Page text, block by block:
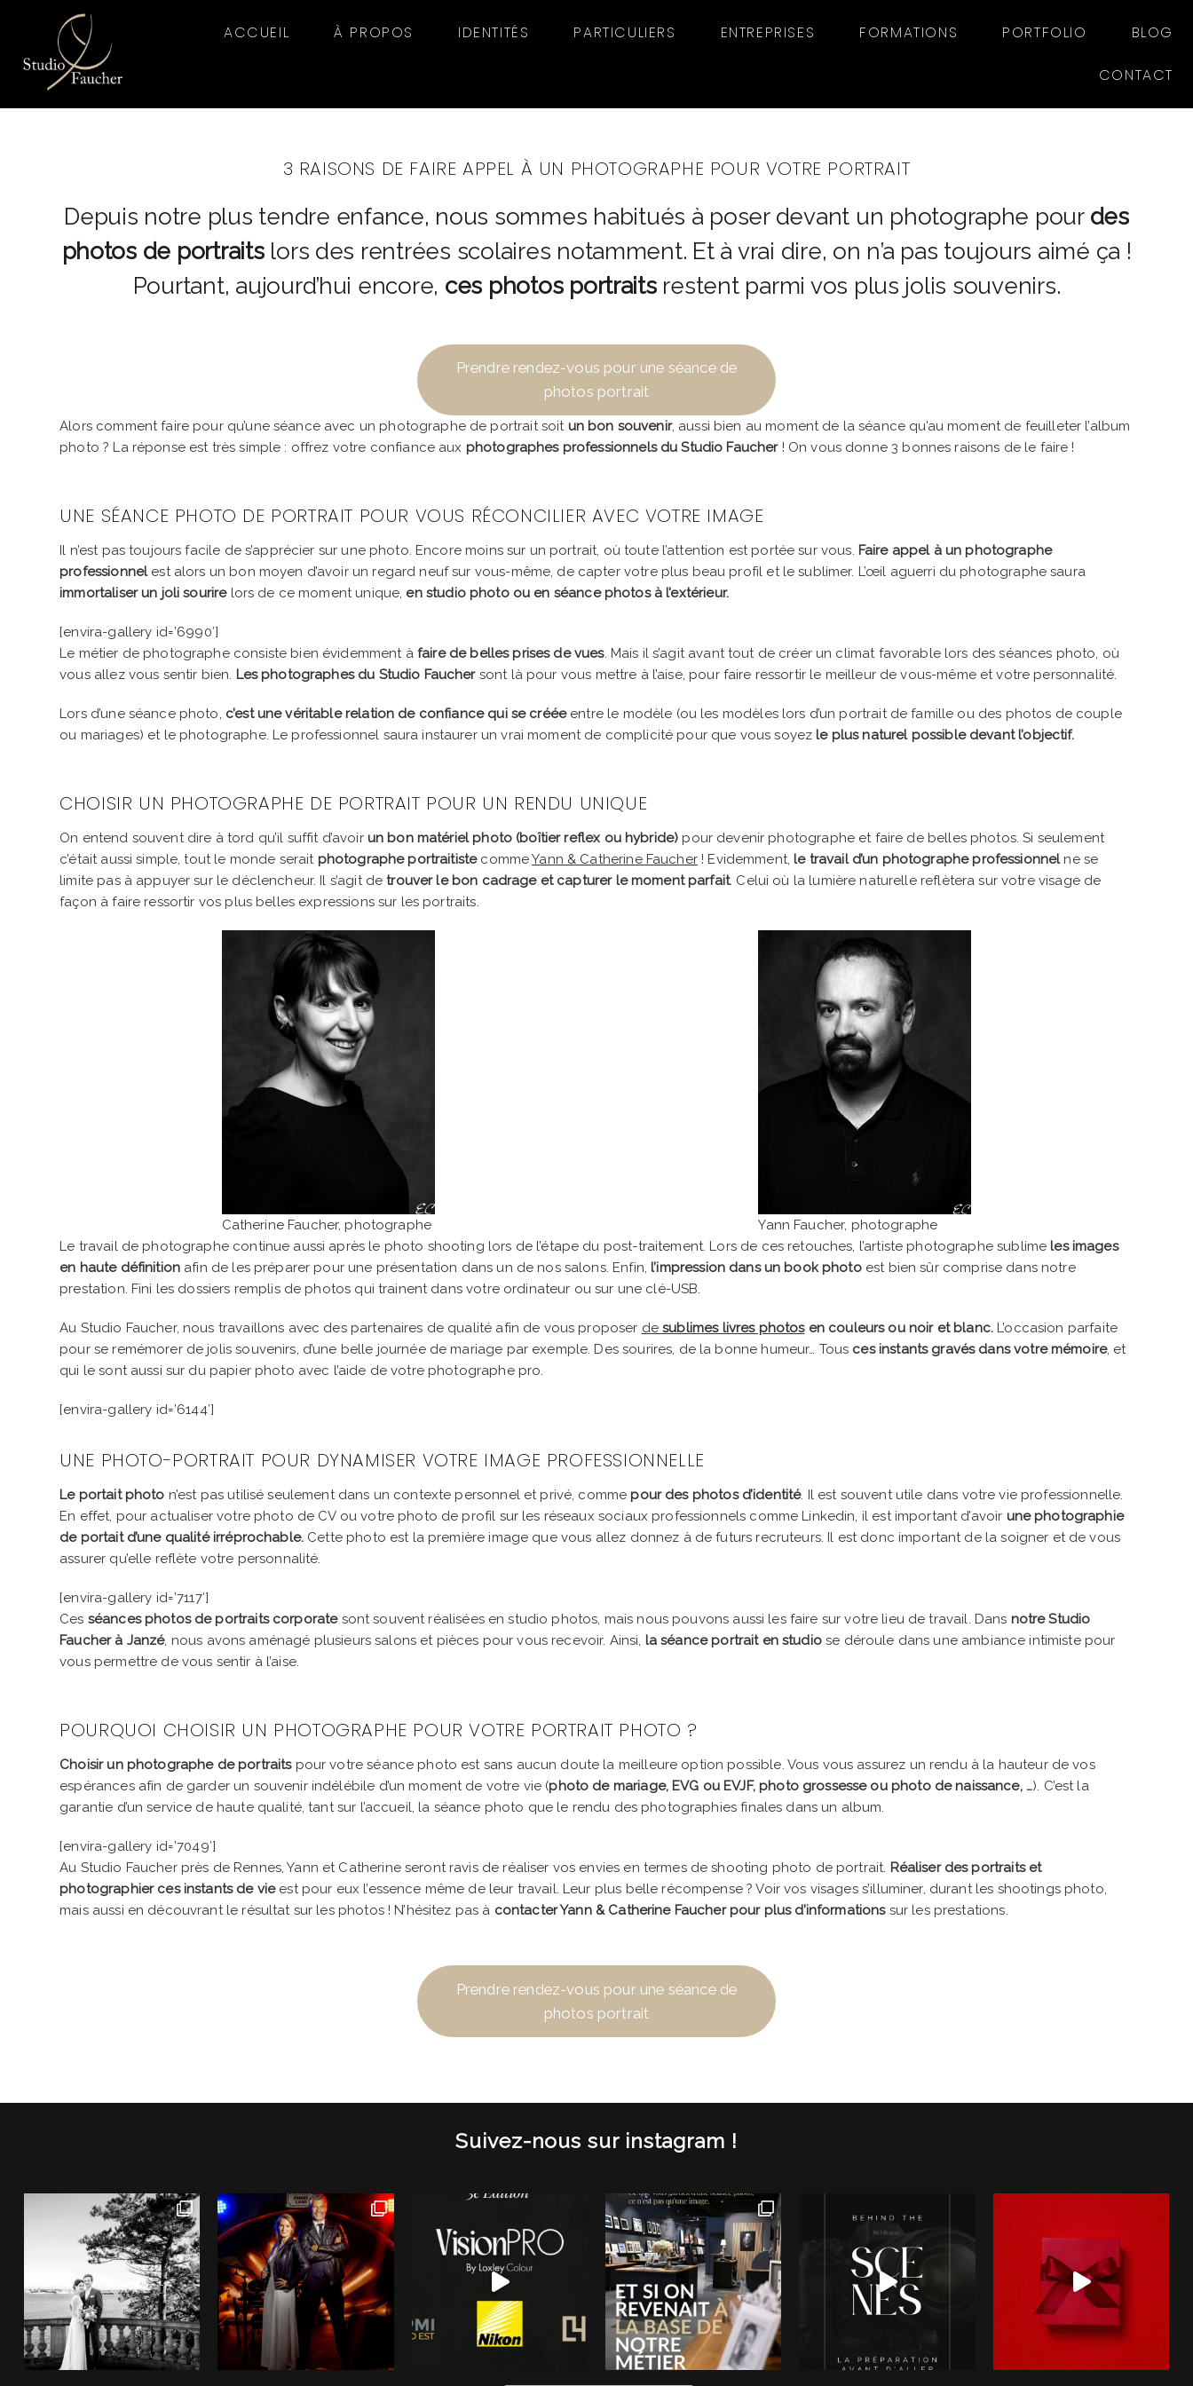
ACCUEIL À PROPOS IDENTITÉS PARTICULIERS ENTREPRISES FORMATIONS PORTFOLIO BLOG
CONTACT
3 RAISONS DE FAIRE APPEL À UN PHOTOGRAPHE POUR VOTRE PORTRAIT
Depuis notre plus tendre enfance, nous sommes habitués à poser devant un photographe pour des
photos de portraitslors des rentrées scolaires notamment. Et à vrai dire, on n’a pas toujours aimé ça !
Pourtant, aujourd’hui encore, ces photos portraitsrestent parmi vos plus jolis souvenirs.
Prendre rendez-vous pour une séance de
photos portrait
Alors comment faire pour qu’une séance avec un photographe de portrait soit un bon souvenir, aussi bien au moment de la séance qu’au moment de feuilleter l’album
photo ? La réponse est très simple : offrez votre confiance aux photographes professionnels du Studio Faucher! On vous donne 3 bonnes raisons de le faire !
UNE SÉANCE PHOTO DE PORTRAIT POUR VOUS RÉCONCILIER AVEC VOTRE IMAGE
Il n’est pas toujours facile de s’apprécier sur une photo. Encore moins sur un portrait, où toute l’attention est portée sur vous. Faire appel à un photographe
professionnelest alors un bon moyen d’avoir un regard neuf sur vous-même, de capter votre plus beau profil et le sublimer. L’œil aguerri du photographe saura
immortaliser un joli sourirelors de ce moment unique, en studio photo ou en séance photos à l’extérieur.
[envira-gallery id=’6990′]
Le métier de photographe consiste bien évidemment à faire de belles prises de vues. Mais il s’agit avant tout de créer un climat favorable lors des séances photo, où
vous allez vous sentir bien. Les photographes du Studio Fauchersont là pour vous mettre à l’aise, pour faire ressortir le meilleur de vous-même et votre personnalité.
Lors d’une séance photo, c’est une véritable relation de confiance qui se crééeentre le modèle (ou les modèles lors d’un portrait de famille ou des photos de couple
ou mariages) et le photographe. Le professionnel saura instaurer un vrai moment de complicité pour que vous soyez le plus naturel possible devant l’objectif.
CHOISIR UN PHOTOGRAPHE DE PORTRAIT POUR UN RENDU UNIQUE
On entend souvent dire à tord qu’il suffit d’avoir un bon matériel photo (boîtier reflex ou hybride) pour devenir photographe et faire de belles photos. Si seulement
c’était aussi simple, tout le monde serait photographe portraitiste commeYann & Catherine Faucher ! Evidemment, le travail d’un photographe professionnel ne se
limite pas à appuyer sur le déclencheur. Il s’agit detrouver le bon cadrage et capturer le moment parfait. Celui où la lumière naturelle reflètera sur votre visage de
façon à faire ressortir vos plus belles expressions sur les portraits.
Catherine Faucher, photographe
Yann Faucher, photographe
Le travail de photographe continue aussi après le photo shooting lors de l’étape du post-traitement. Lors de ces retouches, l’artiste photographe sublime les images
en haute définition afin de les préparer pour une présentation dans un de nos salons. Enfin, l’impression dans un book photo est bien sûr comprise dans notre
prestation. Fini les dossiers remplis de photos qui trainent dans votre ordinateur ou sur une clé-USB.
Au Studio Faucher, nous travaillons avec des partenaires de qualité afin de vous proposer desublimes livres photosen couleurs ou noir et blanc.L’occasion parfaite
pour se remémorer de jolis souvenirs, d’une belle journée de mariage par exemple. Des sourires, de la bonne humeur… Tous ces instants gravés dans votre mémoire, et
qui le sont aussi sur du papier photo avec l’aide de votre photographe pro.
[envira-gallery id=’6144′]
UNE PHOTO-PORTRAIT POUR DYNAMISER VOTRE IMAGE PROFESSIONNELLE
Le portait photo n’est pas utilisé seulement dans un contexte personnel et privé, comme pour des photos d’identité. Il est souvent utile dans votre vie professionnelle.
En effet, pour actualiser votre photo de CV ou votre photo de profil sur les réseaux sociaux professionnels comme Linkedin, il est important d’avoir une photographie
de portait d’une qualité irréprochable. Cette photo est la première image que vous allez donnez à de futurs recruteurs. Il est donc important de la soigner et de vous
assurer qu’elle reflète votre personnalité.
[envira-gallery id=’7117′]
Ces séances photos de portraits corporatesont souvent réalisées en studio photos, mais nous pouvons aussi les faire sur votre lieu de travail. Dans notre Studio
Faucher à Janzé, nous avons aménagé plusieurs salons et pièces pour vous recevoir. Ainsi, la séance portrait en studiose déroule dans une ambiance intimiste pour
vous permettre de vous sentir à l’aise.
POURQUOI CHOISIR UN PHOTOGRAPHE POUR VOTRE PORTRAIT PHOTO ?
Choisir un photographe de portraitspour votre séance photo est sans aucun doute la meilleure option possible. Vous vous assurez un rendu à la hauteur de vos
espérances afin de garder un souvenir indélébile d’un moment de votre vie (photo de mariage, EVG ou EVJF, photo grossesse ou photo de naissance, …). C’est la
garantie d’un service de haute qualité, tant sur l’accueil, la séance photo que le rendu des photographies finales dans un album.
[envira-gallery id=’7049′]
Au Studio Faucher près de Rennes, Yann et Catherine seront ravis de réaliser vos envies en termes de shooting photo de portrait. Réaliser des portraits et
photographier ces instants de vieest pour eux l’essence même de leur travail. Leur plus belle récompense ? Voir vos visages s’illuminer, durant les shootings photo,
mais aussi en découvrant le résultat sur les photos ! N’hésitez pas à contacter Yann & Catherine Faucher pour plus d’informationssur les prestations.
Prendre rendez-vous pour une séance de
photos portrait
Suivez-nous sur instagram !